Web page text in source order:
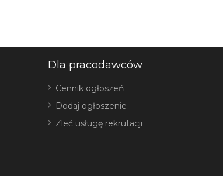
Dla pracodawców
Cennik ogłoszeń
Dodaj ogłoszenie
Zleć usługę rekrutacji